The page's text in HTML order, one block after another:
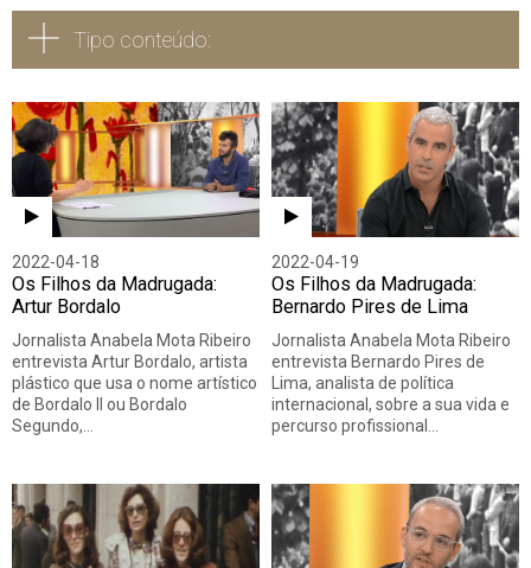
Tipo conteúdo:
Todos Vídeo Áudio
2022-04-18
Os Filhos da Madrugada:
Artur Bordalo
Jornalista Anabela Mota Ribeiro
entrevista Artur Bordalo, artista
plástico que usa o nome artístico
de Bordalo II ou Bordalo
Segundo,…
2022-04-19
Os Filhos da Madrugada:
Bernardo Pires de Lima
Jornalista Anabela Mota Ribeiro
entrevista Bernardo Pires de
Lima, analista de política
internacional, sobre a sua vida e
percurso profissional…